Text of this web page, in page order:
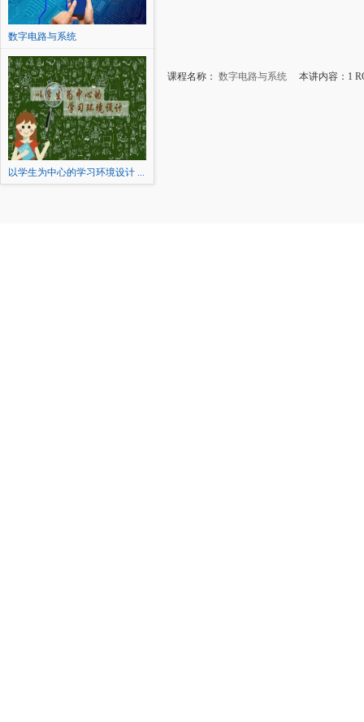
数字电路与系统
以学生为中心的学习环境设计 ...
课程名称： 数字电路与系统 本讲内容：1